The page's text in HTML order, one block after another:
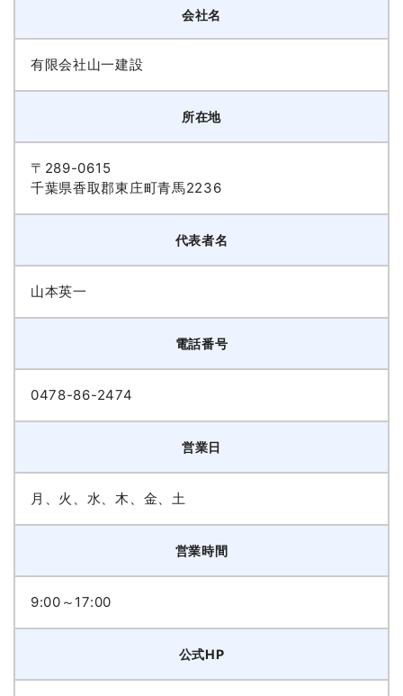
会社名
有限会社山一建設
所在地
〒289-0615
千葉県香取郡東庄町青馬2236
代表者名
山本英一
電話番号
0478-86-2474
営業日
月、火、水、木、金、土
営業時間
9:00～17:00
公式HP